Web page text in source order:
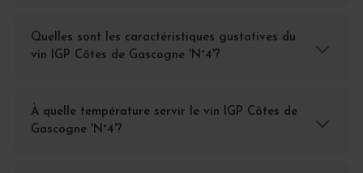
Quelles sont les caractéristiques gustatives du
vin IGP Côtes de Gascogne 'N°4'?
À quelle température servir le vin IGP Côtes de
Gascogne 'N°4'?